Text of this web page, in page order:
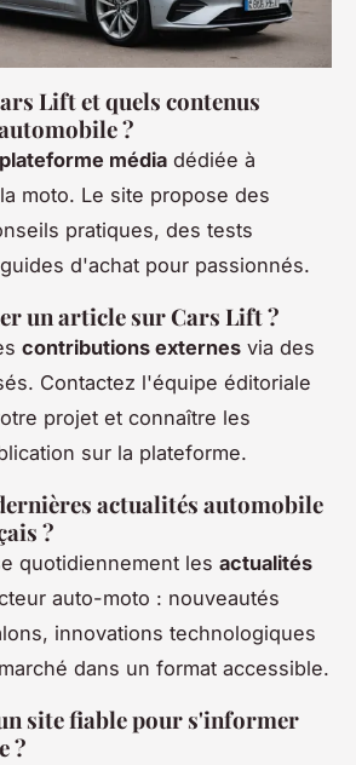
Lift et quels contenus
?
plateforme média dédiée à
moto. Le site propose des
pratiques, des tests
d'achat pour passionnés.
un article sur Cars Lift ?
contributions externes via des
Contactez l'équipe éditoriale
projet et connaître les
sur la plateforme.
actualités automobile
?
quotidiennement les actualités
auto-moto : nouveautés
innovations technologiques
dans un format accessible.
site fiable pour s'informer
?